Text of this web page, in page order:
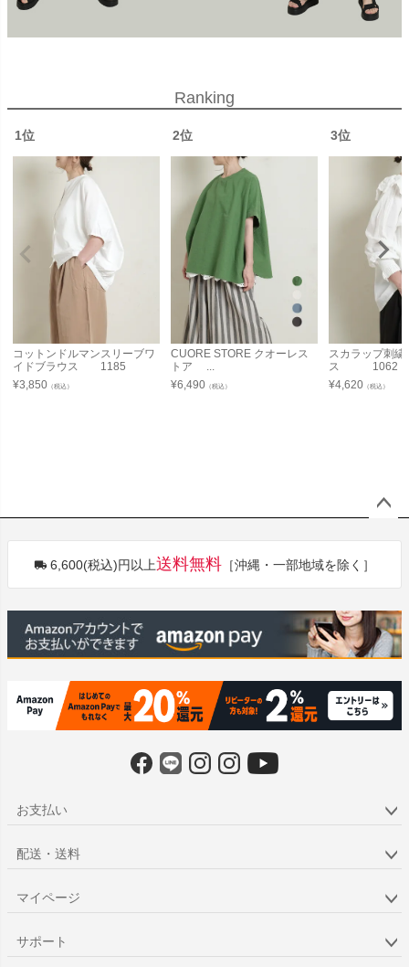
Ranking
1位
コットンドルマンスリーブワ
イドブラウス 1185
¥3,850 （税込）
2位
CUORE STORE クオーレス
トア ...
¥6,490 （税込）
3位
スカラップ刺
ス 1062
¥4,620 （税込）
へ
6,600(税込)円以上送料無料 ［沖縄・一部地域を除く］
お支払い
配送・送料
マイページ
サポート